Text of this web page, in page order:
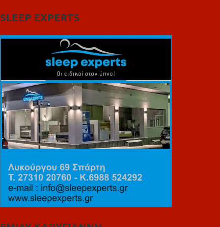
SLEEP EXPERTS